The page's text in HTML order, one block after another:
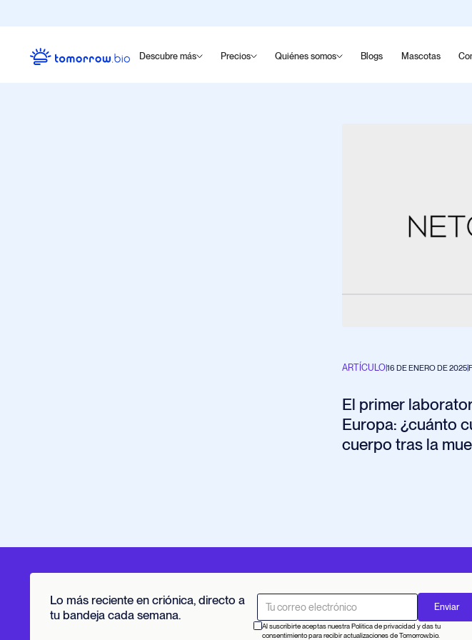
Descubre más Precios Quiénes somos Blogs Mascotas
ARTÍCULO16 DE ENERO DE 2025
El primer
Europa: ¿cuánto
cuerpo tras la
Lo más reciente en criónica, directo a
tu bandeja cada semana.
Al suscribirte aceptas nuestra Política de privacidad y das tu
consentimiento para recibir actualizaciones de Tomorrow.bio.